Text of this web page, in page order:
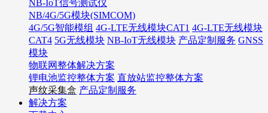
NB-IoT信号测试仪
NB/4G/5G模块(SIMCOM)
4G/5G智能模组 4G-LTE无线模块CAT1 4G-LTE无线模块
CAT4 5G无线模块 NB-IoT无线模块 产品定制服务 GNSS
模块
物联网整体解决方案
锂电池监控整体方案 直放站监控整体方案
声纹采集盒 产品定制服务
解决方案